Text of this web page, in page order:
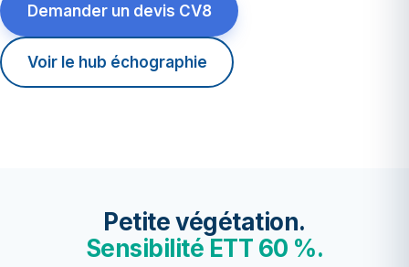
Demander un devis CV8
Voir le hub échographie
Petite végétation.
Sensibilité ETT 60 %.